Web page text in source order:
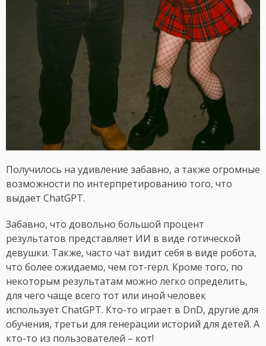
Получилось на удивление забавно, а также огромные
возможности по интерпретированию того, что
выдает ChatGPT.
Забавно, что довольно большой процент
результатов представляет ИИ в виде готической
девушки. Также, часто чат видит себя в виде робота,
что более ожидаемо, чем гот-герл. Кроме того, по
некоторым результатам можно легко определить,
для чего чаще всего тот или иной человек
использует ChatGPT. Кто-то играет в DnD, другие для
обучения, третьи для генерации историй для детей. А
кто-то из пользователей – кот!